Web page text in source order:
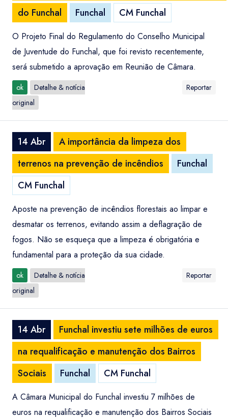
do Funchal
Funchal CM Funchal
O Projeto Final do Regulamento do Conselho Municipal
de Juventude do Funchal, que foi revisto recentemente,
será submetido a aprovação em Reunião de Câmara.
ok
Detalhe & notícia
original
Reportar
14 Abr
A importância da limpeza dos
terrenos na prevenção de incêndios
Funchal
CM Funchal
Aposte na prevenção de incêndios florestais ao limpar e
desmatar os terrenos, evitando assim a deflagração de
fogos. Não se esqueça que a limpeza é obrigatória e
fundamental para a proteção da sua cidade.
ok
Detalhe & notícia
original
Reportar
14 Abr
Funchal investiu sete milhões de euros
na requalificação e manutenção dos Bairros
Sociais
Funchal CM Funchal
A Câmara Municipal do Funchal investiu 7 milhões de
euros na requalificação e manutenção dos Bairros Sociais